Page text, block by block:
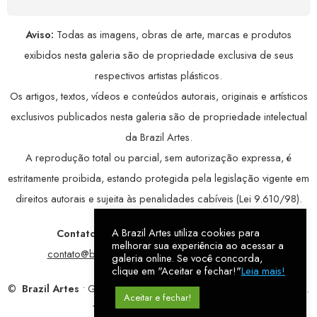
Aviso: Todas as imagens, obras de arte, marcas e produtos
exibidos nesta galeria são de propriedade exclusiva de seus
respectivos artistas plásticos.
Os artigos, textos, vídeos e conteúdos autorais, originais e artísticos
exclusivos publicados nesta galeria são de propriedade intelectual
da Brazil Artes.
A reprodução total ou parcial, sem autorização expressa, é
estritamente proibida, estando protegida pela legislação vigente em
direitos autorais e sujeita às penalidades cabíveis (Lei 9.610/98).
Contatos: WhatsApp:79 9998-1221/ E-mail:
contato@brazilartes.com/ Instagram:@brazilartes
© Brazil Artes • Galeria Online.9 anosde história (2017 – 2026).
Todos os direitos reservados!
A Brazil Artes utiliza cookies para
melhorar sua experiência ao acessar a
galeria online. Se você concorda,
clique em "Aceitar e fechar!"Leia mais!
Aceitar e fechar!